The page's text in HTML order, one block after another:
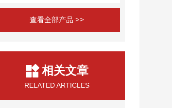
查看全部产品 >>
相关文章
RELATED ARTICLES